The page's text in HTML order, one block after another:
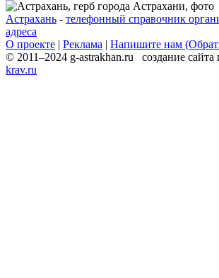
Астрахань - телефонный справочник
адреса
О проекте | Реклама | Напишите нам
© 2011–2024 g-astrakhan.ru создание сайта
krav.ru